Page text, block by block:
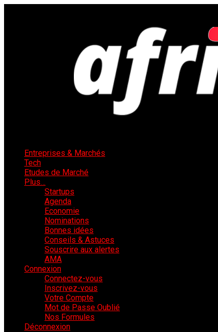
Entreprises & Marchés
Tech
Etudes de Marché
Plus…
Startups
Agenda
Economie
Nominations
Bonnes idées
Conseils & Astuces
Souscrire aux alertes
AMA
Connexion
Connectez-vous
Inscrivez-vous
Votre Compte
Mot de Passe Oublié
Nos Formules
Déconnexion